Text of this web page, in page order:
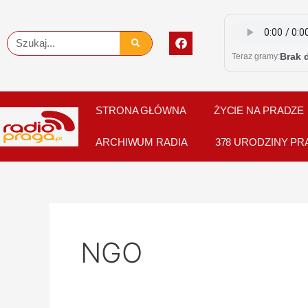
content
Szukaj
F
a
c
o
o
k
Teraz gramy:Brak
STRONA GŁÓWNA ŻYCIE NA PRADZE
ARCHIWUM RADIA 378 URODZINY
NGO